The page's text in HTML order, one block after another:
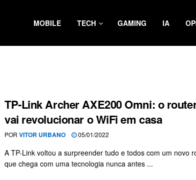
MOBILE TECH GAMING IA
TP-Link Archer AXE200 Omni: o
vai revolucionar o WiFi em casa
POR VITOR URBANO 05/01/2022
A TP-Link voltou a surpreender tudo e todos com um novo
que chega com uma tecnologia nunca antes ...